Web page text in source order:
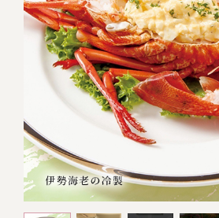
ご
レストラン
オンライン通販
(造り/焼物/蒸し/ボイル伊勢海老)
(ごちそう重/誕生日重/還暦
弁当宅配・仕出し
全ての商品を見る
お造り（お刺身）
焼物
蒸し
ボイル伊勢海老
ごちそう重
全ての商品を見る
ごちそう重
還暦重
誕生日重
おせち
全ての商品を見る
生おせち
おせち冷凍
海鮮ＢＢＱ